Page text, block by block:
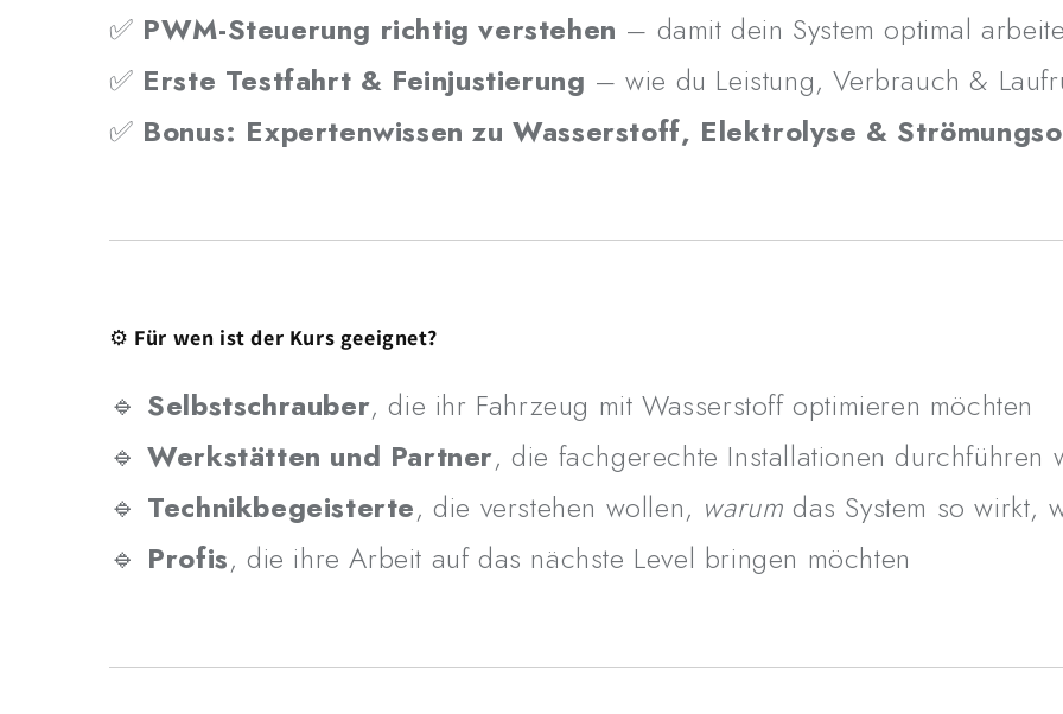
⚙️Für wen ist der Kurs
🔹 Selbstschrauber, die
möchten
🔹Technikbegeisterte,
🧰Dein Nutzen
💎 Du sparst Zeit, Geld und
✅ PWM-Steuerung richtig verstehen – damit dein System optimal
✅ Erste Testfahrt & Feinjustierung – wie du Leistung, Verbrauch &
✅ Bonus: Expertenwissen zu Wasserstoff, Elektrolyse &
⚙️ Für wen ist der Kurs geeignet?
🔹 Selbstschrauber, die ihr Fahrzeug mit Wasserstoff optimieren möchten
🔹Werkstätten und Partner, die fachgerechte Installationen durchführen
🔹 Technikbegeisterte, die verstehen wollen, warum das System so wirkt,
🔹 Profis, die ihre Arbeit auf das nächste Level bringen möchten